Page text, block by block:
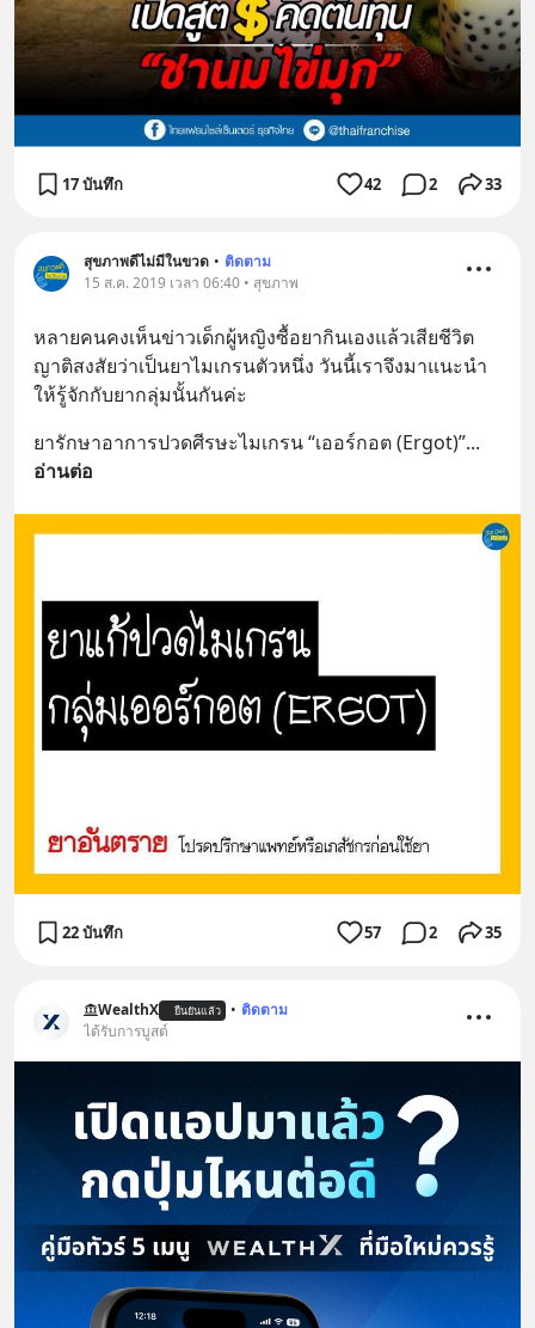
17 บันทึก 42 2 33
สุขภาพดีไม่มีในขวด • ติดตาม
15 ส.ค. 2019 เวลา 06:40 • สุขภาพ
หลายคนคงเห็นข่าวเด็กผู้หญิงซื้อยากินเองแล้วเสียชีวิต
ญาติสงสัยว่าเป็นยาไมเกรนตัวหนึ่ง วันนี้เราจึงมาแนะนำ
ให้รู้จักกับยากลุ่มนั้นกันค่ะ
ยารักษาอาการปวดศีรษะไมเกรน “เออร์กอต (Ergot)”
อ่านต่อ
22 บันทึก 57 2 35
WealthX ยืนยันแล้ว • ติดตาม
ได้รับการบูสต์